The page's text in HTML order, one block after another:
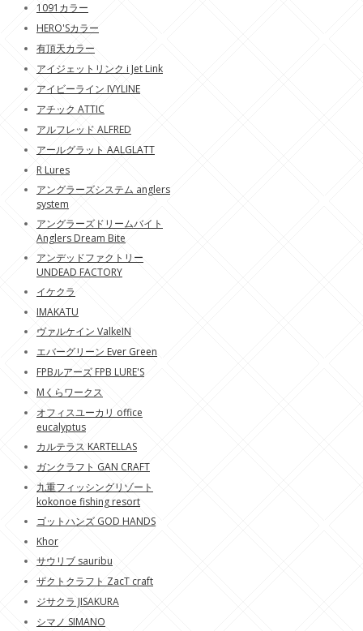
1091カラー
HERO'Sカラー
有頂天カラー
アイジェットリンク i Jet Link
アイビーライン IVYLINE
アチック ATTIC
アルフレッド ALFRED
アールグラット AALGLATT
R Lures
アングラーズシステム anglers
system
アングラーズドリームバイト
Anglers Dream Bite
アンデッドファクトリー
UNDEAD FACTORY
イケクラ
IMAKATU
ヴァルケイン ValkeIN
エバーグリーン Ever Green
FPBルアーズ FPB LURE'S
Mくらワークス
オフィスユーカリ office
eucalyptus
カルテラス KARTELLAS
ガンクラフト GAN CRAFT
九重フィッシングリゾート
kokonoe fishing resort
ゴットハンズ GOD HANDS
Khor
サウリブ sauribu
ザクトクラフト ZacT craft
ジサクラ JISAKURA
シマノ SIMANO